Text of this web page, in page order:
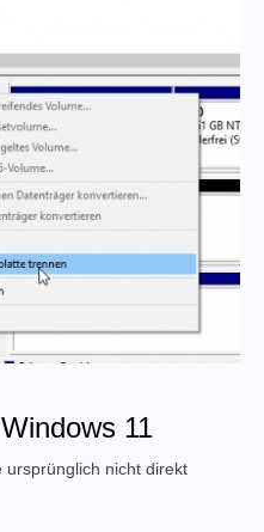
11
ursprünglich nicht direkt